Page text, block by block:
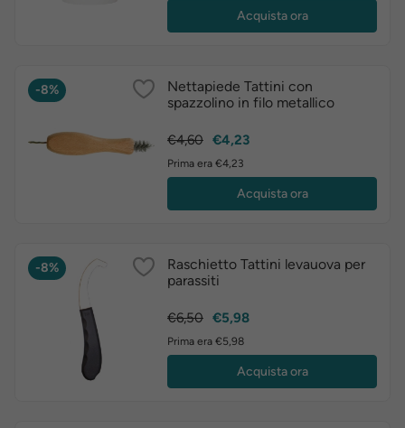
Acquista ora
-8%
Nettapiede Tattini con
spazzolino in filo metallico
Prezzo
€4,60 Prezzo
€4,23
Prima era €4,23
Acquista ora
-8%
Raschietto Tattini levauova per
parassiti
Prezzo
€6,50 Prezzo
€5,98
Prima era €5,98
Acquista ora